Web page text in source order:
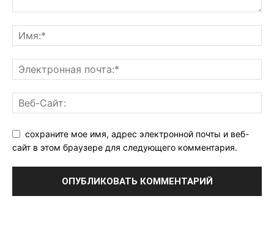
сохраните мое имя, адрес электронной почты и веб-
сайт в этом браузере для следующего комментария.